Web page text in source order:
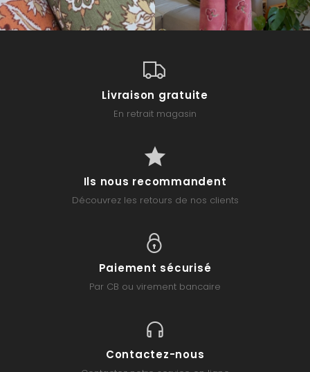
Livraison gratuite
En retrait magasin
Ils nous recommandent
Découvrez les retours de nos clients
Paiement sécurisé
Par CB ou virement bancaire
Contactez-nous